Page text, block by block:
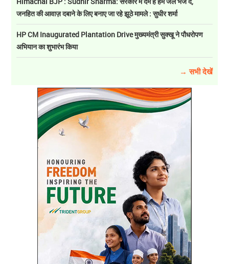
जनहित की आवाज़ दबाने के लिए बनाए जा रहे झूठे मामले : सुधीर शर्मा
HP CM Inaugurated Plantation Drive मुख्यमंत्री सुक्खू ने पौधरोपण
अभियान का शुभारंभ किया
→ सभी देखें